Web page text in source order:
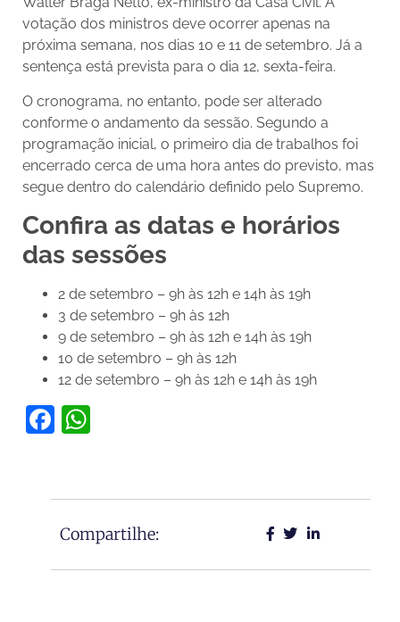
votação dos ministros deve ocorrer apenas na
próxima semana, nos dias 10 e 11 de setembro. Já a
sentença está prevista para o dia 12, sexta-feira.
O cronograma, no entanto, pode ser alterado
conforme o andamento da sessão. Segundo a
programação inicial, o primeiro dia de trabalhos foi
encerrado cerca de uma hora antes do previsto, mas
segue dentro do calendário definido pelo Supremo.
Confira as datas e horários
das sessões
2 de setembro – 9h às 12h e 14h às 19h
3 de setembro – 9h às 12h
9 de setembro – 9h às 12h e 14h às 19h
10 de setembro – 9h às 12h
12 de setembro – 9h às 12h e 14h às 19h
Facebook
Compartilhe: